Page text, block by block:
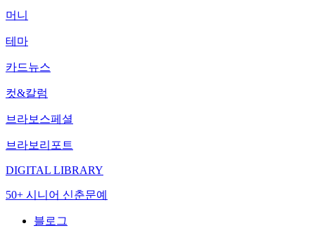
머니
테마
카드뉴스
컷&칼럼
브라보스페셜
브라보리포트
DIGITAL LIBRARY
50+ 시니어 신춘문예
블로그